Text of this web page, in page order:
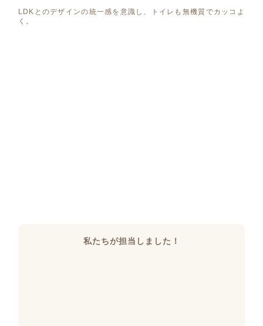
LDKとのデザインの統一感を意識し、トイレも無機質でカッコよ
く。
私たちが担当しました！